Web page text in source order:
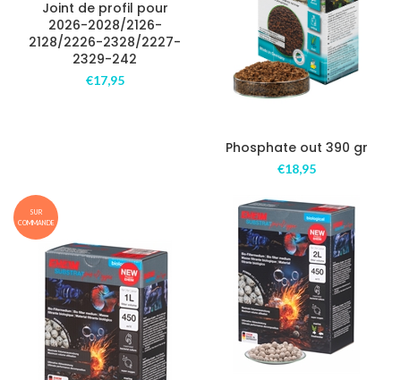
Joint de profil pour
2026-2028/2126-
2128/2226-2328/2227-
2329-242
€17,95
Phosphate out 390 gr
€18,95
SUR
COMMANDE